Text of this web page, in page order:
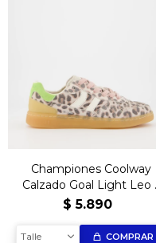
Championes Coolway
Calzado Goal Light Leo
Edición Exclusiva
$ 5.890
Talle COMPRAR